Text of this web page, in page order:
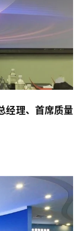
经理、首席质量